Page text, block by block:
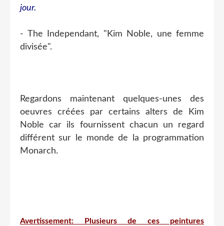
jour.
- The Independant, "Kim Noble, une femme
divisée".
Regardons maintenant quelques-unes des
oeuvres créées par certains alters de Kim
Noble car ils fournissent chacun un regard
différent sur le monde de la programmation
Monarch.
Avertissement: Plusieurs de ces peintures